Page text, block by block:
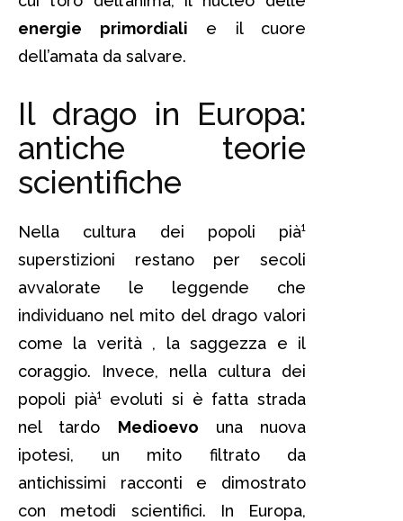
energie primordiali e il cuore
dell’amata da salvare.
Il drago in Europa:
antiche teorie
scientifiche
Nella cultura dei popoli pià¹
superstizioni restano per secoli
avvalorate le leggende che
individuano nel mito del drago valori
come la verità , la saggezza e il
coraggio. Invece, nella cultura dei
popoli pià¹ evoluti si è fatta strada
nel tardo Medioevo una nuova
ipotesi, un mito filtrato da
antichissimi racconti e dimostrato
con metodi scientifici. In Europa,